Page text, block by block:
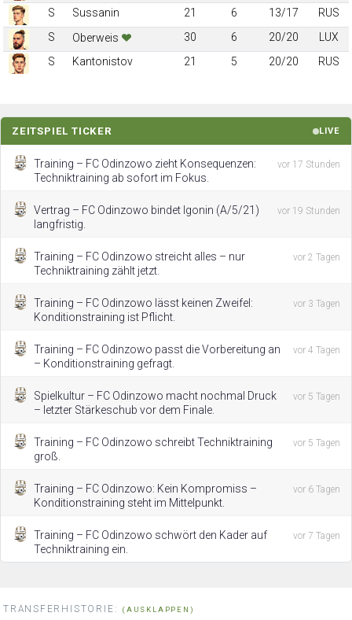
S
Sussanin 21 6 13/17
RUS
S
Oberweis 30 6 20/20
LUX
S
Kantonistov 21 5 20/20 RUS
ZEITSPIEL TICKER LIVE
Training – FC Odinzowo zieht Konsequenzen:
Techniktraining ab sofort im Fokus.
vor 17 Stunden
Vertrag – FC Odinzowo bindet Igonin (A/5/21)
langfristig.
vor 19 Stunden
Training – FC Odinzowo streicht alles – nur
Techniktraining zählt jetzt.
vor 2 Tagen
Training – FC Odinzowo lässt keinen Zweifel:
Konditionstraining ist Pflicht.
vor 3 Tagen
Training – FC Odinzowo passt die Vorbereitung an
– Konditionstraining gefragt.
vor 4 Tagen
Spielkultur – FC Odinzowo macht nochmal Druck
– letzter Stärkeschub vor dem Finale.
vor 5 Tagen
Training – FC Odinzowo schreibt Techniktraining
groß.
vor 5 Tagen
Training – FC Odinzowo: Kein Kompromiss –
Konditionstraining steht im Mittelpunkt.
vor 6 Tagen
Training – FC Odinzowo schwört den Kader auf
Techniktraining ein.
vor 7 Tagen
TRANSFERHISTORIE: (AUSKLAPPEN)